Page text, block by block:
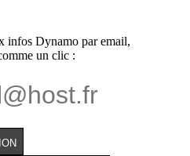
infos Dynamo par email,
un clic :